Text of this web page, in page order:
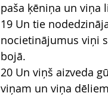
paša ķēniņa un viņa
19 Un tie
nocietinājumus viņi
bojā.
20 Un viņš aizveda
viņam un viņa